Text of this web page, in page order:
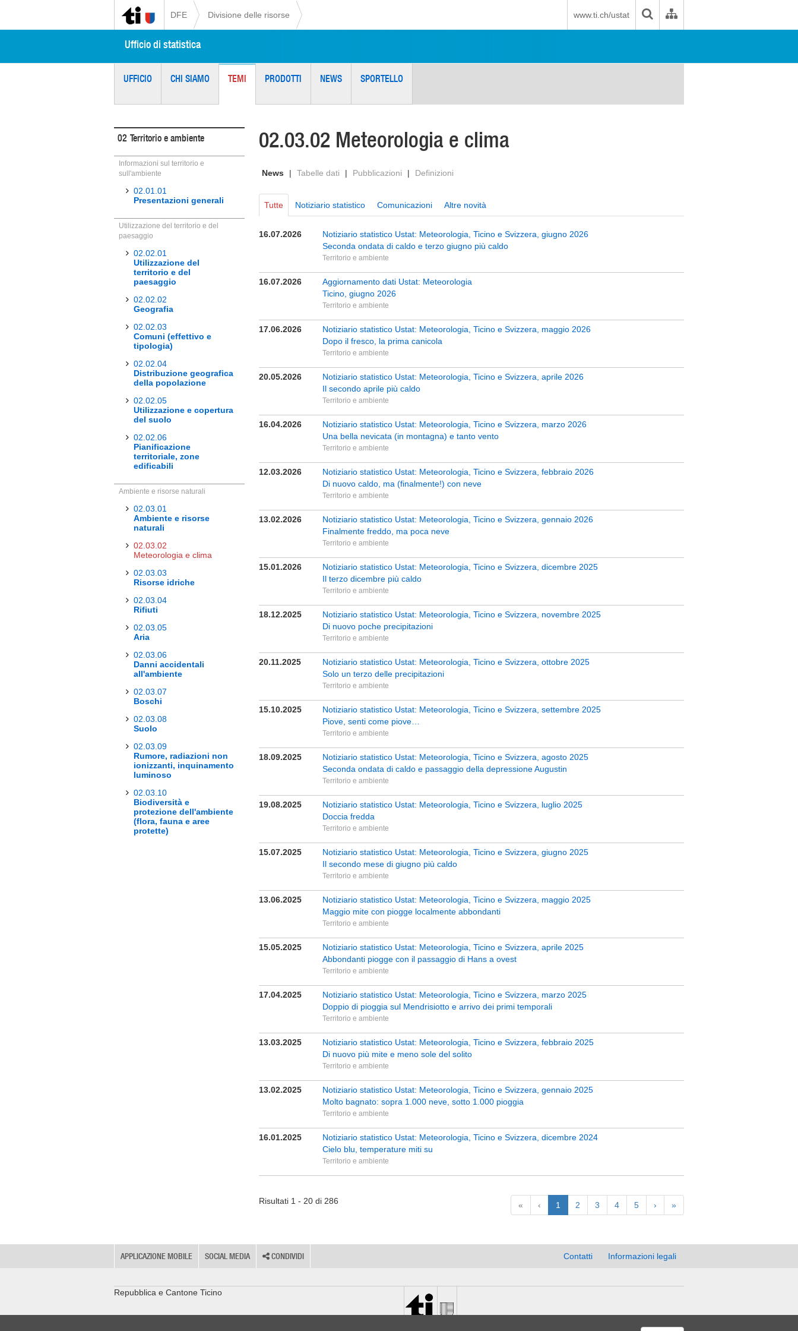
DFE Divisione delle risorse www.ti.ch/ustat
Ufficio di statistica
UFFICIO CHI SIAMO TEMI PRODOTTI NEWS SPORTELLO
02 Territorio e ambiente
Informazioni sul territorio e
sull'ambiente
02.01.01
Presentazioni generali
Utilizzazione del territorio e del
paesaggio
02.02.01
Utilizzazione del
territorio e del
paesaggio
02.02.02
Geografia
02.02.03
Comuni (effettivo e
tipologia)
02.02.04
Distribuzione geografica
della popolazione
02.02.05
Utilizzazione e copertura
del suolo
02.02.06
Pianificazione
territoriale, zone
edificabili
Ambiente e risorse naturali
02.03.01
Ambiente e risorse
naturali
02.03.02
Meteorologia e clima
02.03.03
Risorse idriche
02.03.04
Rifiuti
02.03.05
Aria
02.03.06
Danni accidentali
all'ambiente
02.03.07
Boschi
02.03.08
Suolo
02.03.09
Rumore, radiazioni non
ionizzanti, inquinamento
luminoso
02.03.10
Biodiversità e
protezione dell'ambiente
(flora, fauna e aree
protette)
02.03.02 Meteorologia e clima
News | Tabelle dati | Pubblicazioni | Definizioni
Tutte Notiziario statistico Comunicazioni Altre novità
16.07.2026
Notiziario statistico Ustat: Meteorologia, Ticino e Svizzera, giugno 2026
Seconda ondata di caldo e terzo giugno più caldo
Territorio e ambiente
16.07.2026
Aggiornamento dati Ustat: Meteorologia
Ticino, giugno 2026
Territorio e ambiente
17.06.2026
Notiziario statistico Ustat: Meteorologia, Ticino e Svizzera, maggio 2026
Dopo il fresco, la prima canicola
Territorio e ambiente
20.05.2026
Notiziario statistico Ustat: Meteorologia, Ticino e Svizzera, aprile 2026
Il secondo aprile più caldo
Territorio e ambiente
16.04.2026
Notiziario statistico Ustat: Meteorologia, Ticino e Svizzera, marzo 2026
Una bella nevicata (in montagna) e tanto vento
Territorio e ambiente
12.03.2026
Notiziario statistico Ustat: Meteorologia, Ticino e Svizzera, febbraio 2026
Di nuovo caldo, ma (finalmente!) con neve
Territorio e ambiente
13.02.2026
Notiziario statistico Ustat: Meteorologia, Ticino e Svizzera, gennaio 2026
Finalmente freddo, ma poca neve
Territorio e ambiente
15.01.2026
Notiziario statistico Ustat: Meteorologia, Ticino e Svizzera, dicembre 2025
Il terzo dicembre più caldo
Territorio e ambiente
18.12.2025
Notiziario statistico Ustat: Meteorologia, Ticino e Svizzera, novembre 2025
Di nuovo poche precipitazioni
Territorio e ambiente
20.11.2025
Notiziario statistico Ustat: Meteorologia, Ticino e Svizzera, ottobre 2025
Solo un terzo delle precipitazioni
Territorio e ambiente
15.10.2025
Notiziario statistico Ustat: Meteorologia, Ticino e Svizzera, settembre 2025
Piove, senti come piove…
Territorio e ambiente
18.09.2025
Notiziario statistico Ustat: Meteorologia, Ticino e Svizzera, agosto 2025
Seconda ondata di caldo e passaggio della depressione Augustin
Territorio e ambiente
19.08.2025
Notiziario statistico Ustat: Meteorologia, Ticino e Svizzera, luglio 2025
Doccia fredda
Territorio e ambiente
15.07.2025
Notiziario statistico Ustat: Meteorologia, Ticino e Svizzera, giugno 2025
Il secondo mese di giugno più caldo
Territorio e ambiente
13.06.2025
Notiziario statistico Ustat: Meteorologia, Ticino e Svizzera, maggio 2025
Maggio mite con piogge localmente abbondanti
Territorio e ambiente
15.05.2025
Notiziario statistico Ustat: Meteorologia, Ticino e Svizzera, aprile 2025
Abbondanti piogge con il passaggio di Hans a ovest
Territorio e ambiente
17.04.2025
Notiziario statistico Ustat: Meteorologia, Ticino e Svizzera, marzo 2025
Doppio di pioggia sul Mendrisiotto e arrivo dei primi temporali
Territorio e ambiente
13.03.2025
Notiziario statistico Ustat: Meteorologia, Ticino e Svizzera, febbraio 2025
Di nuovo più mite e meno sole del solito
Territorio e ambiente
13.02.2025
Notiziario statistico Ustat: Meteorologia, Ticino e Svizzera, gennaio 2025
Molto bagnato: sopra 1.000 neve, sotto 1.000 pioggia
Territorio e ambiente
16.01.2025
Notiziario statistico Ustat: Meteorologia, Ticino e Svizzera, dicembre 2024
Cielo blu, temperature miti su
Territorio e ambiente
Risultati 1 - 20 di 286 « ‹ 1 2 3 4 5 › »
APPLICAZIONE MOBILE SOCIAL MEDIA CONDIVIDI Contatti Informazioni legali
Repubblica e Cantone Ticino